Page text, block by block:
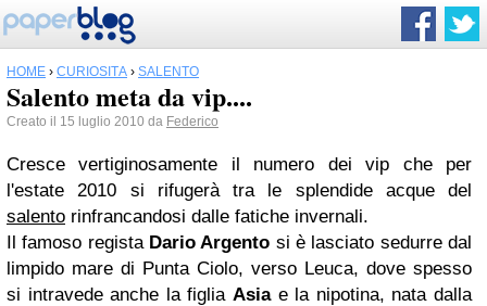
HOME › CURIOSITÀ › SALENTO
Salento meta da vip....
Creato il 15 luglio 2010 da Federico
Cresce vertiginosamente il numero dei vip che per
l'estate 2010 si rifugerà tra le splendide acque del
salento rinfrancandosi dalle fatiche invernali.
Il famoso regista Dario Argento si è lasciato sedurre dal
limpido mare di Punta Ciolo, verso Leuca, dove spesso
si intravede anche la figlia Asiae la nipotina, nata dalla